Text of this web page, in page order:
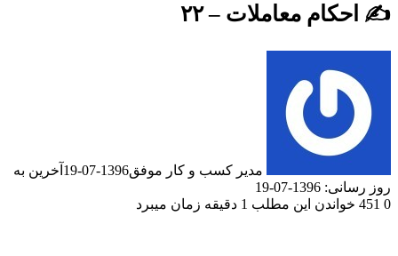
معاملات – ۲۲
مدیر کسب و کار موفق1396-07-19
آخرین به
07-19
این مطلب 1 دقیقه زمان میبرد